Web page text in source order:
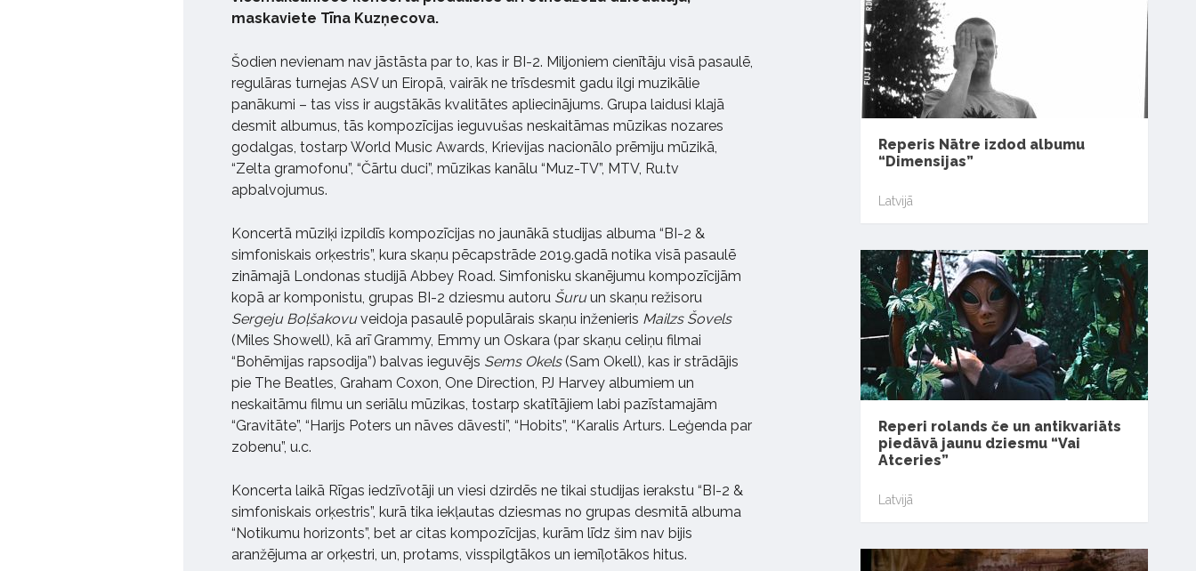
maskaviete Tīna Kuzņecova.
Šodien nevienam nav jāstāsta par to, kas ir BI-2. Miljoniem cienītāju visā pasaulē,
regulāras turnejas ASV un Eiropā, vairāk ne trīsdesmit gadu ilgi muzikālie
panākumi – tas viss ir augstākās kvalitātes apliecinājums. Grupa laidusi klajā
desmit albumus, tās kompozīcijas ieguvušas neskaitāmas mūzikas nozares
godalgas, tostarp World Music Awards, Krievijas nacionālo prēmiju mūzikā,
“Zelta gramofonu”, “Čārtu duci”, mūzikas kanālu “Muz-TV”, MTV, Ru.tv
apbalvojumus.
Koncertā mūziķi izpildīs kompozīcijas no jaunākā studijas albuma “BI-2 &
simfoniskais orķestris”, kura skaņu pēcapstrāde 2019.gadā notika visā pasaulē
zināmajā Londonas studijā Abbey Road. Simfonisku skanējumu kompozīcijām
kopā ar komponistu, grupas BI-2 dziesmu autoru Šuruun skaņu režisoru
Sergeju Boļšakovuveidoja pasaulē populārais skaņu inženieris Mailzs Šovels
(Miles Showell), kā arī Grammy, Emmy un Oskara (par skaņu celiņu filmai
“Bohēmijas rapsodija”) balvas ieguvējs Sems Okels(Sam Okell), kas ir strādājis
pie The Beatles, Graham Coxon, One Direction, PJ Harvey albumiem un
neskaitāmu filmu un seriālu mūzikas, tostarp skatītājiem labi pazīstamajām
“Gravitāte”, “Harijs Poters un nāves dāvesti”, “Hobits”, “Karalis Arturs. Leģenda par
zobenu”, u.c.
Koncerta laikā Rīgas iedzīvotāji un viesi dzirdēs ne tikai studijas ierakstu “BI-2 &
simfoniskais orķestris”, kurā tika iekļautas dziesmas no grupas desmitā albuma
“Notikumu horizonts”, bet ar citas kompozīcijas, kurām līdz šim nav bijis
aranžējuma ar orķestri, un, protams, visspilgtākos un iemīļotākos hitus.
Reperis Nātre izdod albumu
“Dimensijas”
Latvijā
Reperi rolands če un antikvariāts
piedāvā jaunu dziesmu “Vai
Atceries”
Latvijā